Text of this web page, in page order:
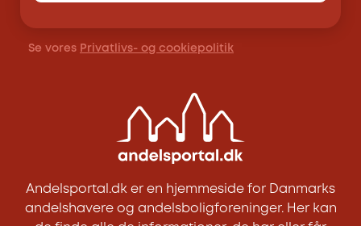
Se vores Privatlivs- og cookiepolitik
Andelsportal.dk er en hjemmeside for Danmarks
andelshavere og andelsboligforeninger. Her kan